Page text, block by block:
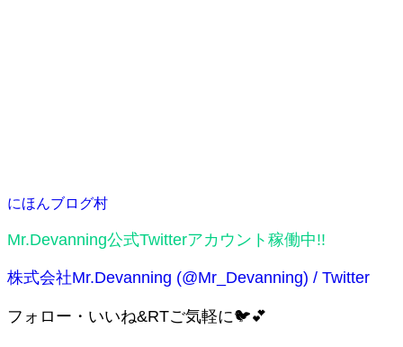
にほんブログ村
Mr.Devanning公式Twitterアカウント稼働中!!
株式会社Mr.Devanning (@Mr_Devanning) / Twitter
フォロー・いいね&RTご気軽に🐦💕